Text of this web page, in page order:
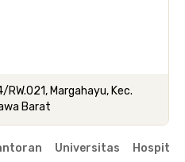
Margahayu, Kec.
Barat
Universitas Hospital